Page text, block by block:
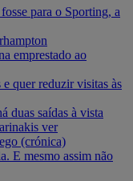
para o Sporting, a
emprestado ao
quer reduzir visitas às
duas saídas à vista
ver
(crónica)
E mesmo assim não